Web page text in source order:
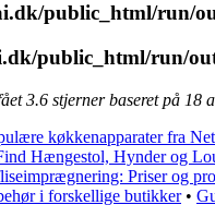
public_html/run/
public_html/run/
3.6 stjerner baseret på 18
køkkenapparater fra
Hængestol, Hynder og
Priser og
i forskellige butikker•